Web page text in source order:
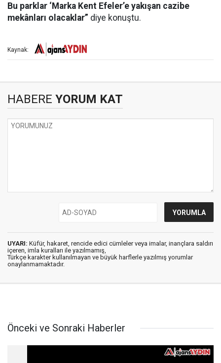
Bu parklar ‘Marka Kent Efeler’e yakışan cazibe
mekânları olacaklar” diye konuştu.
Kaynak:
HABERE YORUM KAT
UYARI: Küfür, hakaret, rencide edici cümleler veya imalar, inançlara saldırı
içeren, imla kuralları ile yazılmamış,
Türkçe karakter kullanılmayan ve büyük harflerle yazılmış yorumlar
onaylanmamaktadır.
Önceki ve Sonraki Haberler